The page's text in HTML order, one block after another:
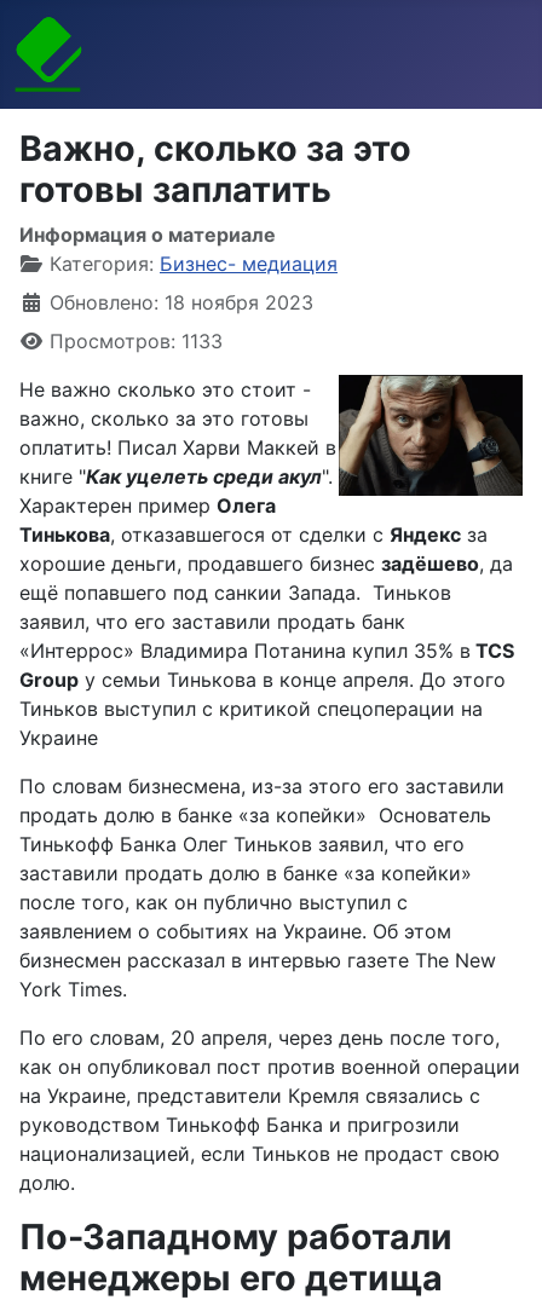
Важно, сколько за это
готовы заплатить
Информация о материале
Категория: Бизнес- медиация
Обновлено: 18 ноября 2023
Просмотров: 1133
Не важно сколько это стоит -
важно, сколько за это готовы
оплатить! Писал Харви Маккей в
книге "Как уцелеть среди акул".
Характерен пример Олега
Тинькова, отказавшегося от сделки с Яндекс за
хорошие деньги, продавшего бизнес задёшево, да
ещё попавшего под санкии Запада. Тиньков
заявил, что его заставили продать банк
«Интеррос» Владимира Потанина купил 35% в TCS
Group у семьи Тинькова в конце апреля. До этого
Тиньков выступил с критикой спецоперации на
Украине
По словам бизнесмена, из-за этого его заставили
продать долю в банке «за копейки» Основатель
Тинькофф Банка Олег Тиньков заявил, что его
заставили продать долю в банке «за копейки»
после того, как он публично выступил с
заявлением о событиях на Украине. Об этом
бизнесмен рассказал в интервью газете The New
York Times.
По его словам, 20 апреля, через день после того,
как он опубликовал пост против военной операции
на Украине, представители Кремля связались с
руководством Тинькофф Банка и пригрозили
национализацией, если Тиньков не продаст свою
долю.
По-Западному работали
менеджеры его детища